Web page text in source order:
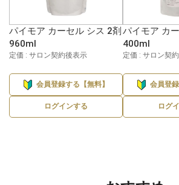
パイモア カーセル シス 2剤
960ml
定価 : サロン契約後表示
会員登録する【無料】
ログインする
パイモア カ
400ml
定価 : サロン契
会員登
ログ